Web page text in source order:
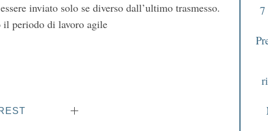
inviato solo se diverso dall’ultimo trasmesso.
il periodo di lavoro agile
7